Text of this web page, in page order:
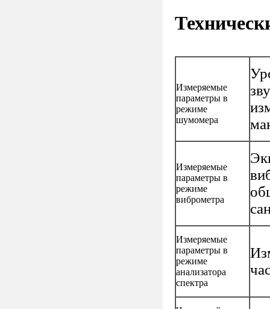
Измеряемые
параметры в
режиме
шумомера
Измеряемые
параметры в
режиме
виброметра
Измеряемые
параметры в
режиме
анализатора
спектра